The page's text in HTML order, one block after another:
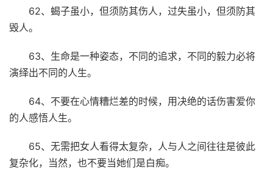
62、蝎子虽小，但须防其伤人，过失虽小，但须防其
毁人。
63、生命是一种姿态，不同的追求，不同的毅力必将
演绎出不同的人生。
64、不要在心情糟烂差的时候，用决绝的话伤害爱你
的人感悟人生。
65、无需把女人看得太复杂，人与人之间往往是彼此
复杂化，当然，也不要当她们是白痴。